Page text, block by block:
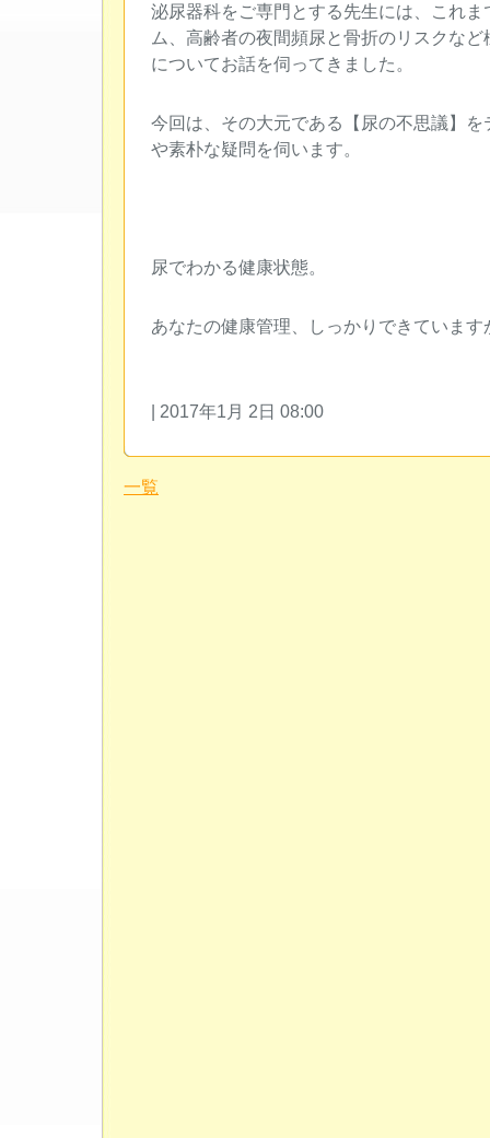
泌尿器科をご専門とする先生には、これ
ム、高齢者の夜間頻尿と骨折のリスクな
についてお話を伺ってきました。
今回は、その大元である【尿の不思議】
や素朴な疑問を伺います。
尿でわかる健康状態。
あなたの健康管理、しっかりできています
| 2017年1月 2日 08:00
一覧